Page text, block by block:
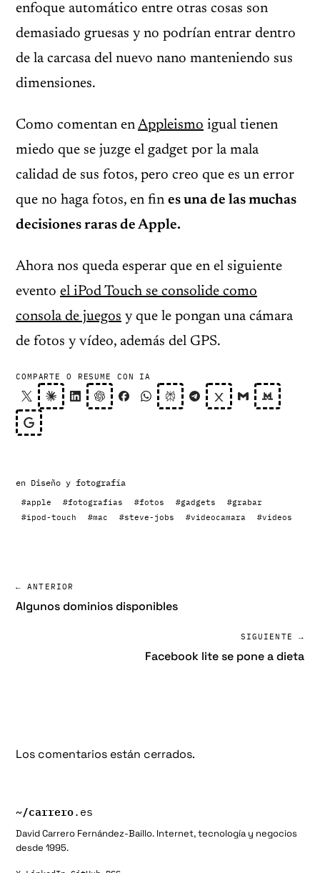
enfoque automático entre otras cosas son
demasiado gruesas y no podrían entrar dentro
de la carcasa del nuevo nano manteniendo sus
dimensiones.
Como comentan enAppleismo igual tienen
miedo que se juzge el gadget por la mala
calidad de sus fotos, pero creo que es un error
que no haga fotos, en fin es una de las muchas
decisiones raras de Apple.
Ahora nos queda esperar que en el siguiente
evento el iPod Touch se consolide como
consola de juegos y que le pongan una cámara
de fotos y vídeo, además del GPS.
COMPARTE O RESUME CON IA
en Diseño y fotografía
#apple #fotografias #fotos #gadgets
#grabar
#ipod-touch
#mac #steve-jobs #videocamara #videos
← ANTERIOR
Algunos dominios disponibles
SIGUIENTE →
Facebook lite se pone a dieta
Los comentarios están cerrados.
~/carrero.es
David Carrero Fernández-Baillo. Internet, tecnología y negocios
desde 1995.